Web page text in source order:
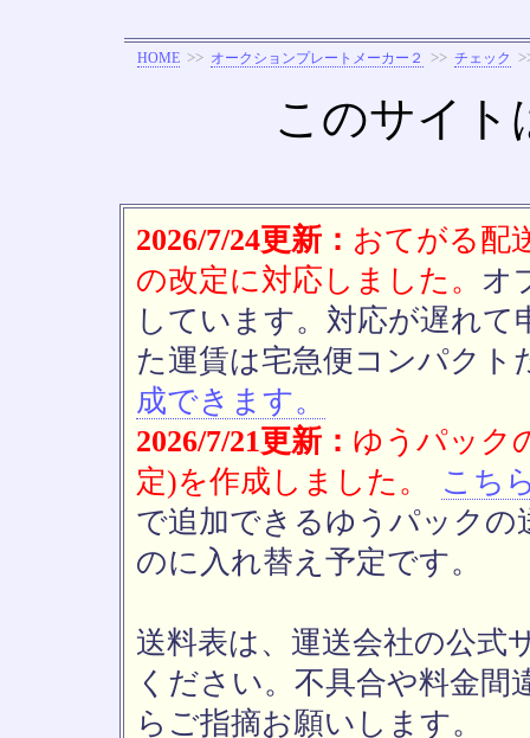
HOME >> オークションプレートメーカー２ >> チェック
このサイト
2026/7/24更新： おてがる配
の改定に対応しました。 オ
しています。対応が遅れ
た運賃は宅急便コンパクト
成できます。
2026/7/21更新： ゆうパック
定)を作成しました。
こち
で追加できるゆうパックの
のに入れ替え予定です。
送料表は、運送会社の公式
ください。不具合や料金間
らご指摘お願いします。